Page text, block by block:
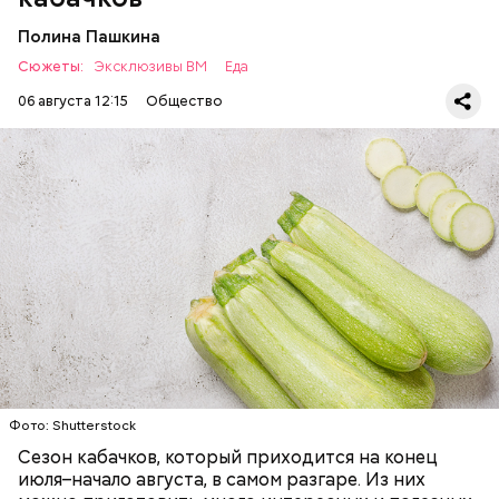
Полина Пашкина
Сюжеты: Эксклюзивы ВМ
Еда
06 августа 12:15
Общество
Фото: Shutterstock
Сезон кабачков, который приходится на конец
июля–начало августа, в самом разгаре. Из них
Ингредиенты:
ЕДА ОВОЩИ РЕЦЕПТЫ
Фото: Shutterstock
— Наиболее распространенные борщ, щи, котлеты,
салаты, лаваш с творогом и сыром, пироги, омлет,
запеканка. Щавеля там везде используется
немного, поэтому никакого вреда от него не будет.
Чем разнообразнее рацион питания человека, тем
лучше. Потому что это исключает вероятность
возникновения дефицитов микроэлементов, —
заверил специалист.